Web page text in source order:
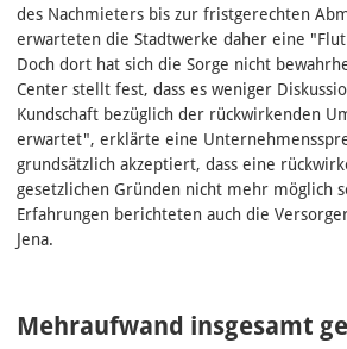
des Nachmieters bis zur fristgerechten
erwarteten die Stadtwerke daher eine
Doch dort hat sich die Sorge nicht
Center stellt fest, dass es weniger
Kundschaft bezüglich der rückwirkenden
erwartet", erklärte eine
grundsätzlich akzeptiert, dass eine
gesetzlichen Gründen nicht mehr möglich
Erfahrungen berichteten auch die
Jena.
Mehraufwand insgesamt